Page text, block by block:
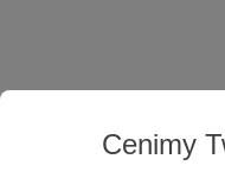
Cenimy
Aby zobaczyć ten